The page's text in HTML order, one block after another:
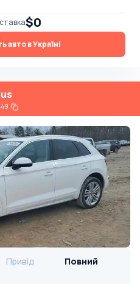
$0
авто в Україні
Привід
Повний